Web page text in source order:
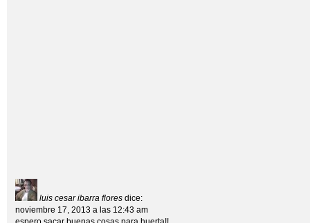
luis cesar ibarra flores dice:
noviembre 17, 2013 a las 12:43 am